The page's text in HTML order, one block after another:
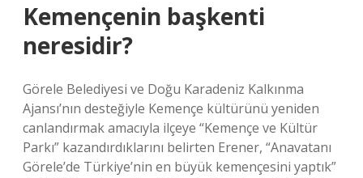
Kemençenin başkenti
neresidir?
Görele Belediyesi ve Doğu Karadeniz Kalkınma
Ajansı’nın desteğiyle Kemençe kültürünü yeniden
canlandırmak amacıyla ilçeye “Kemençe ve Kültür
Parkı” kazandırdıklarını belirten Erener, “Anavatanı
Görele’de Türkiye’nin en büyük kemençesini yaptık”